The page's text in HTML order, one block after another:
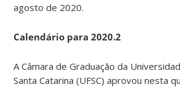
agosto de 2020.
Calendário para 2020.2
A Câmara de Graduação da
Santa Catarina (UFSC) aprovou nesta